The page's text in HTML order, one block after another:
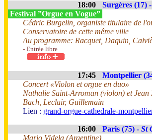
18:00 Surgères (17) -
Festival ”Orgue en Vogue”
Cédric Burgelin, organiste titulaire de
Conservatoire de cette même ville
Au programme: Racquet, Daquin,
- Entrée libre
17:45 Montpellier
Concert «Violon et orgue en duo»
Nathalie Saint-Arroman (violon) et Jean
Bach, Leclair, Guillemain
Lien : grand-orgue-cathedrale-
16:00 Paris (75) - St
Mario Videla (Argentine)